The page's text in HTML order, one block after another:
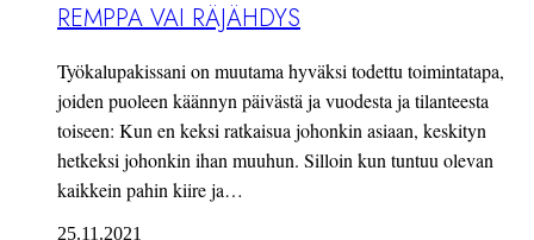
REMPPA VAI RÄJÄHDYS
Työkalupakissani on muutama hyväksi todettu toimintatapa,
joiden puoleen käännyn päivästä ja vuodesta ja tilanteesta
toiseen: Kun en keksi ratkaisua johonkin asiaan, keskityn
hetkeksi johonkin ihan muuhun. Silloin kun tuntuu olevan
kaikkein pahin kiire ja…
25.11.2021